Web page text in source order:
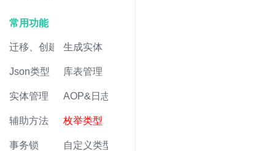
常用功能
迁移、创建表生成实体
Json类型 库表管理
实体管理 AOP&日志
辅助方法 枚举类型
事务锁 自定义类型